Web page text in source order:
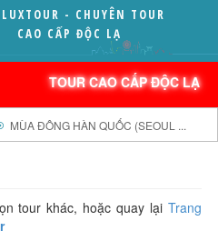
- CHUYÊN TOUR
CAO CẤP ĐỘC LẠ
TOUR CAO CẤP ĐỘC LẠ
MÙA ĐÔNG HÀN QUỐC (SEOUL ...
tour khác, hoặc quay lạiTrang